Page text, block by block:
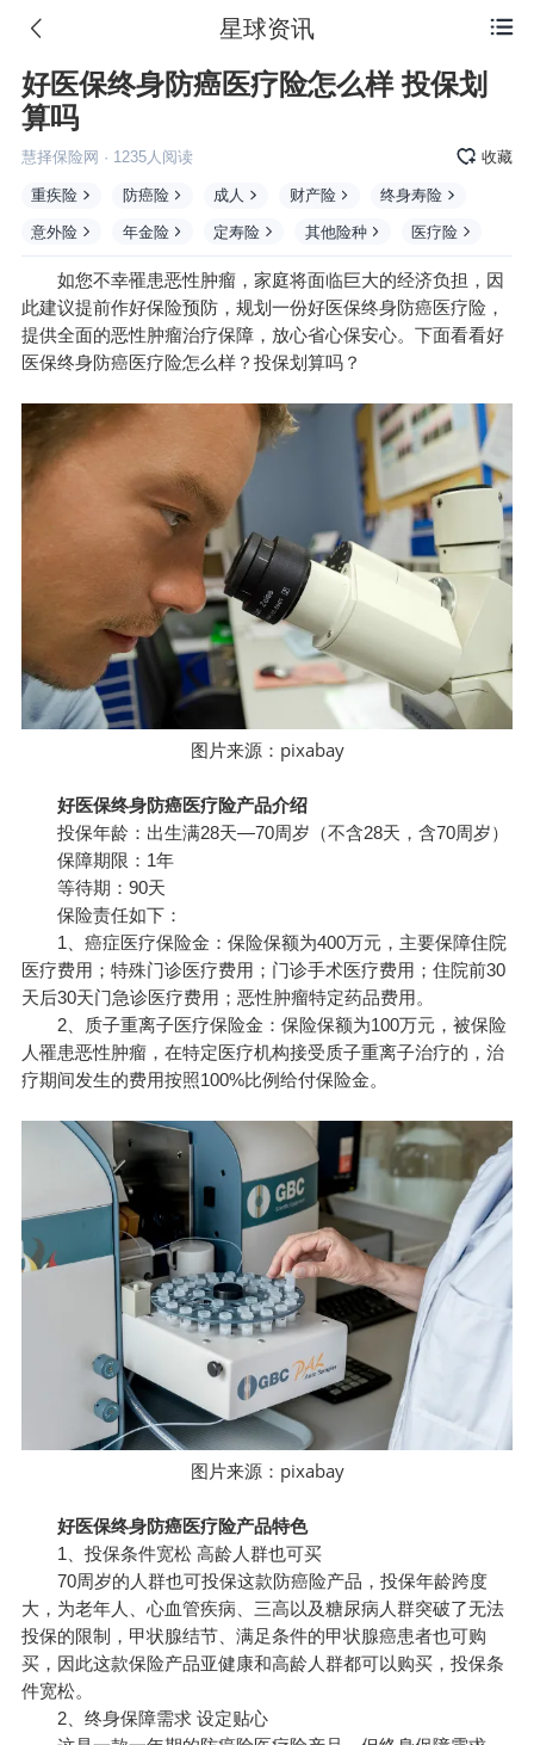
 星球资讯
好医保终身防癌医疗险怎么样 投保划
算吗
慧择保险网 · 1235人阅读 收藏
重疾险 防癌险 成人 财产险 终身寿险
意外险 年金险 定寿险 其他险种 医疗险
如您不幸罹患恶性肿瘤，家庭将面临巨大的经济负担，因
此建议提前作好保险预防，规划一份好医保终身防癌医疗险，
提供全面的恶性肿瘤治疗保障，放心省心保安心。下面看看好
医保终身防癌医疗险怎么样？投保划算吗？
图片来源： pixabay
好医保终身防癌医疗险产品介绍
投保年龄：出生满28天—70周岁（不含28天，含70周岁）
保障期限：1年
等待期：90天
保险责任如下：
1、癌症医疗保险金：保险保额为400万元，主要保障住院
医疗费用；特殊门诊医疗费用；门诊手术医疗费用；住院前30
天后30天门急诊医疗费用；恶性肿瘤特定药品费用。
2、质子重离子医疗保险金：保险保额为100万元， 被保险
人罹患恶性肿瘤，在特定医疗机构接受质子重离子治疗的，治
疗期间发生的费用按照100%比例给付保险金。
图片来源： pixabay
好医保终身防癌医疗险产品特色
1、投保条件宽松 高龄人群也可买
70周岁的人群也可投保这款防癌险产品，投保年龄跨度
大，为老年人、心血管疾病、三高以及糖尿病人群突破了无法
投保的限制，甲状腺结节、满足条件的甲状腺癌患者也可购
买，因此这款保险产品亚健康和高龄人群都可以购买，投保条
件宽松。
2、终身保障需求 设定贴心